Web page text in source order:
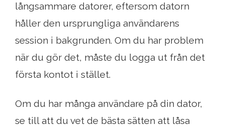
långsammare datorer, eftersom datorn
håller den ursprungliga användarens
session i bakgrunden. Om du har problem
när du gör det, måste du logga ut från det
första kontot i stället.
Om du har många användare på din dator,
se till att du vet de bästa sätten att låsa